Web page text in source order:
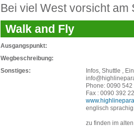
Bei viel West vorsicht
Walk and Fly
Ausgangspunkt:
Wegbeschreibung:
Sonstiges:
Infos, Shuttle ,
Phone: 0090
Fax : 0090 392
englisch sprachig
zu finden im